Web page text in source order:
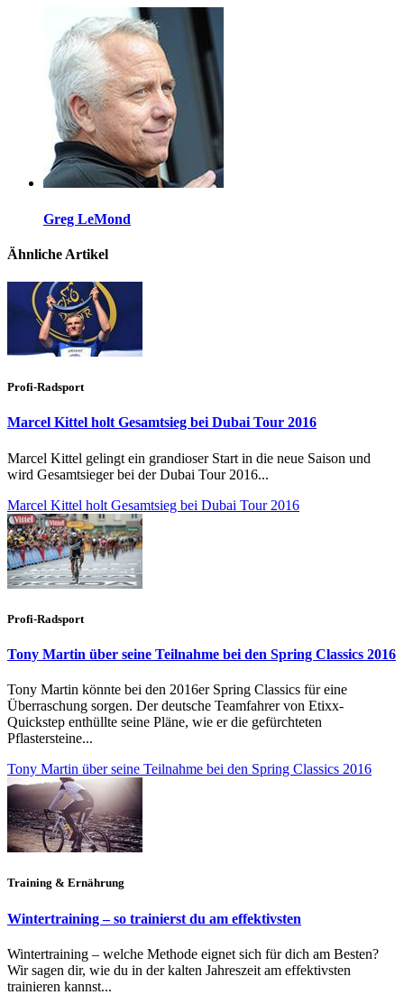
Greg LeMond
Ähnliche Artikel
Profi-Radsport
Marcel Kittel holt Gesamtsieg bei Dubai Tour 2016
Marcel Kittel gelingt ein grandioser Start in die neue Saison und
wird Gesamtsieger bei der Dubai Tour 2016...
Marcel Kittel holt Gesamtsieg bei Dubai Tour 2016
Profi-Radsport
Tony Martin über seine Teilnahme bei den Spring Classics 2016
Tony Martin könnte bei den 2016er Spring Classics für eine
Überraschung sorgen. Der deutsche Teamfahrer von Etixx-
Quickstep enthüllte seine Pläne, wie er die gefürchteten
Pflastersteine...
Tony Martin über seine Teilnahme bei den Spring Classics 2016
Training & Ernährung
Wintertraining – so trainierst du am effektivsten
Wintertraining – welche Methode eignet sich für dich am Besten?
Wir sagen dir, wie du in der kalten Jahreszeit am effektivsten
trainieren kannst...